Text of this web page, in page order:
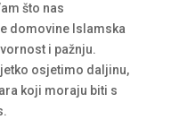
što nas
domovine Islamska
i pažnju.
osjetimo daljinu,
koji moraju biti s